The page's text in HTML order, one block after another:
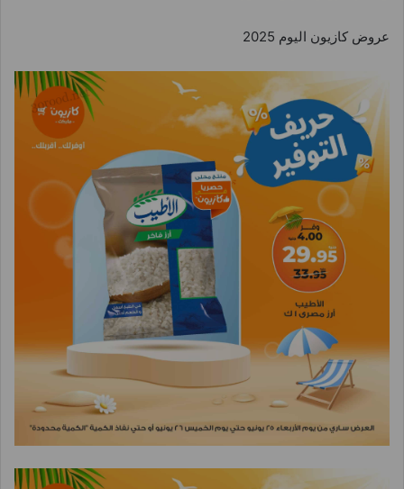
عروض كازيون اليوم 2025